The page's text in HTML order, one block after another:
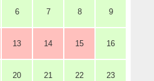
6 7 8 9
13 14 15 16
20 21 22 23